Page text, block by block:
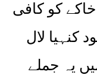
کو کافی
کنہیا لال
یہ جملے